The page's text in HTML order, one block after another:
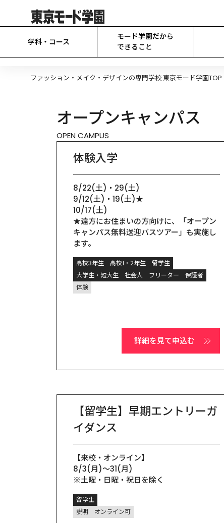
学科・コース
モード学園だから
できること
ファッション・メイク・デザインの専門学校 東京モード学園TOP
オープンキャンパス
OPEN CAMPUS
体験入学
8/22(土)・29(土)
9/12(土)・19(土)★
10/17(土)
★遠方にお住まいの方向けに、「オープン
キャンパス無料送迎バスツアー」も実施し
ます。
高校3年生 高校1・2年生
留学生
大学生・短大生
社会人 フリーター
保護者
体験
詳細を見て申込む
【留学生】早期エントリーガ
イダンス
【来校・オンライン】
8/3(月)〜31(月)
※土曜・日曜・祝日を除く
留学生
説明
オンライン可